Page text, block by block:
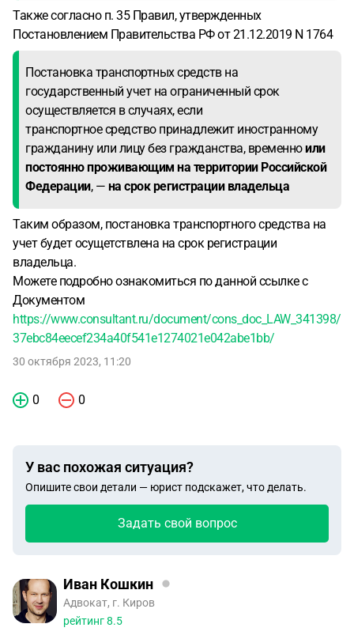
Также согласно п. 35 Правил, утвержденных
Постановлением Правительства РФ от 21.12.2019 N 1764
Постановка транспортных средств на
государственный учет на ограниченный срок
осуществляется в случаях, если
транспортное средство принадлежит иностранному
гражданину или лицу без гражданства, временноили
постоянно проживающим на территории Российской
Федерации, — на срок регистрации владельца
Таким образом, постановка транспортного средства на
учет будет осущетствлена на срок регистрации
владельца.
Можете подробно ознакомиться по данной ссылке с
Документом
https://www.consultant.ru/document/cons_doc_LAW_341398/
37ebc84eecef234a40f541e1274021e042abe1bb/
30 октября 2023, 11:20
0 0
У вас похожая ситуация?
Опишите свои детали — юрист подскажет, что делать.
Задать свой вопрос
Иван Кошкин
Адвокат, г. Киров
рейтинг8.5